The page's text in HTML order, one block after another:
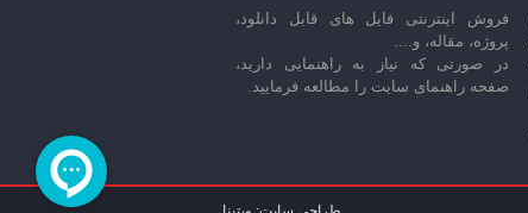
فروش اینترنتی فایل های قابل دانلود،
پروژه، مقاله، و....
در صورتی که نیاز به راهنمایی دارید،
صفحه راهنمای سایت را مطالعه فرمایید.